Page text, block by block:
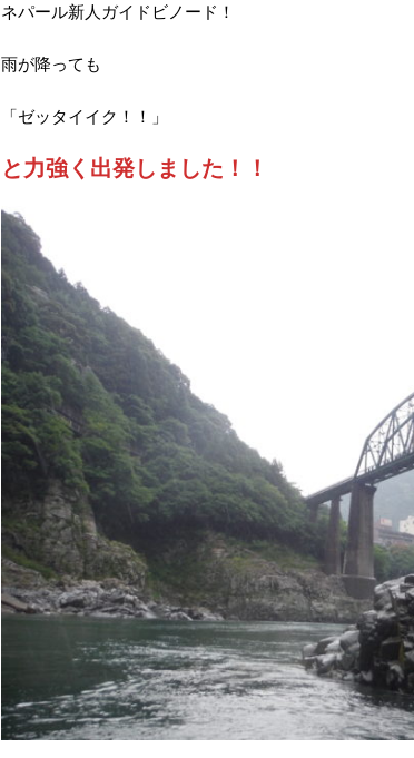
ネパール新人ガイドビノード！
雨が降っても
「ゼッタイイク！！」
と力強く出発しました！！